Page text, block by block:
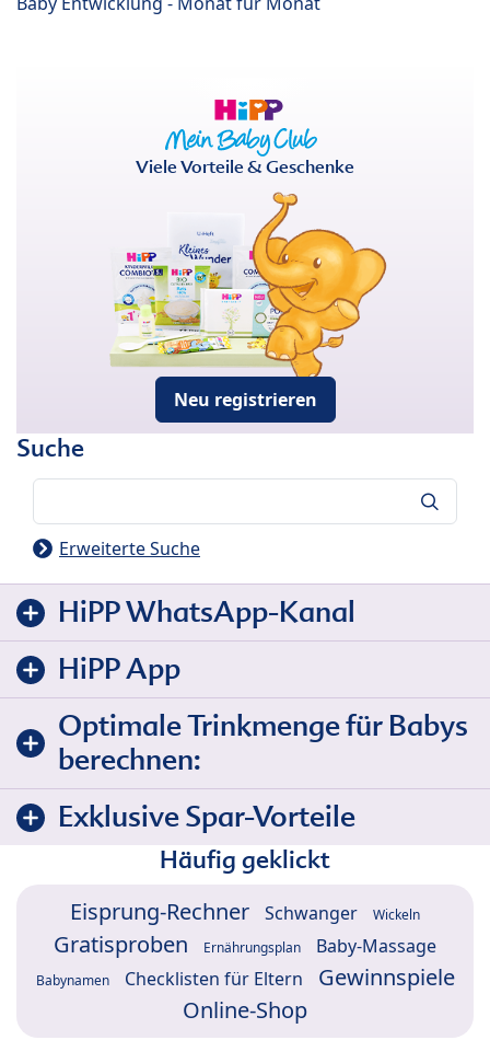
Viele Vorteile & Geschenke
Neu registrieren
Suche
Erweiterte Suche
HiPP WhatsApp-Kanal
HiPP App
Optimale Trinkmenge für Babys
berechnen:
Exklusive Spar-Vorteile
Häufig geklickt
Eisprung-Rechner Schwanger Wickeln
Gratisproben Ernährungsplan Baby-Massage
Babynamen Checklisten für Eltern
Gewinnspiele
Online-Shop